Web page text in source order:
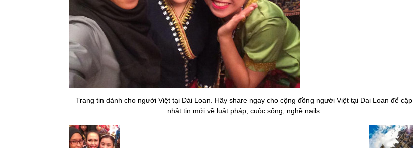
Trang tin dành cho người Việt tại Đài Loan. Hãy share ngay cho cộng đồng người Việt tại Dai Loan để cập
nhật tin mới về luật pháp, cuộc sống, nghề nails.